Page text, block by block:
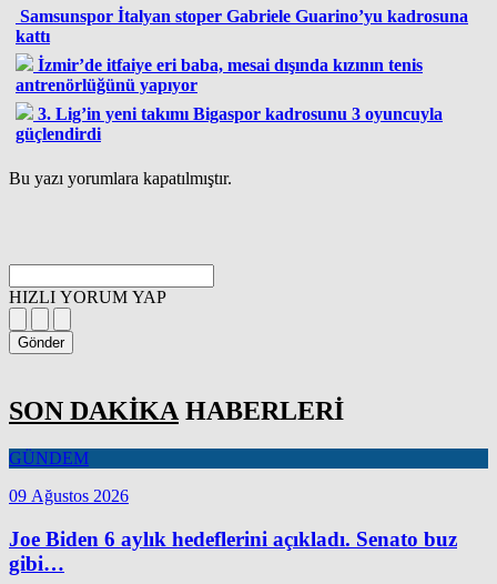
Samsunspor İtalyan stoper Gabriele Guarino’yu kadrosuna
kattı
İzmir’de itfaiye eri baba, mesai dışında kızının tenis
antrenörlüğünü yapıyor
3. Lig’in yeni takımı Bigaspor kadrosunu 3 oyuncuyla
güçlendirdi
Bu yazı yorumlara kapatılmıştır.
HIZLI YORUM YAP
Gönder
SON DAKİKA HABERLERİ
GÜNDEM
09 Ağustos 2026
Joe Biden 6 aylık hedeflerini açıkladı. Senato buz
gibi…